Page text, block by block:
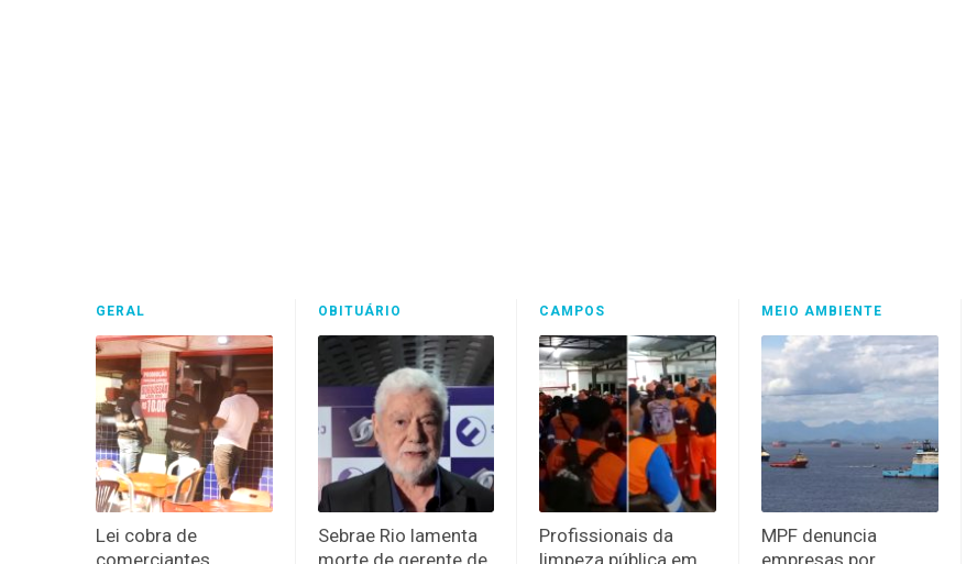
GERAL
Lei cobra de
OBITUÁRIO
Sebrae Rio lamenta
CAMPOS
Profissionais da
MEIO AMBIENTE
MPF denuncia